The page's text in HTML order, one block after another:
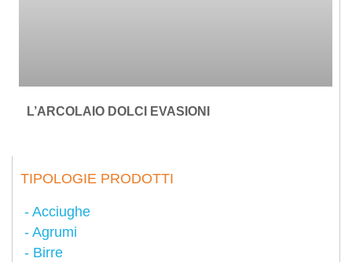
TIPOLOGIE PRODOTTI
Acciughe
Agrumi
Birre
L’ARCOLAIO DOLCI EVASIONI